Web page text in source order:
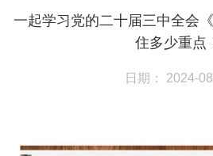
一起学习党的二十届三中全会
住多少重点
日期： 2024-